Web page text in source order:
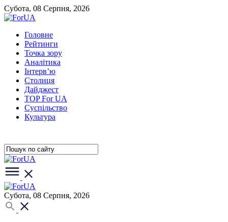
Субота, 08 Серпня, 2026
Головне
Рейтинги
Точка зору
Аналітика
Інтерв’ю
Столиця
Дайджест
TOP For UA
Суспiльство
Культура
Субота, 08 Серпня, 2026